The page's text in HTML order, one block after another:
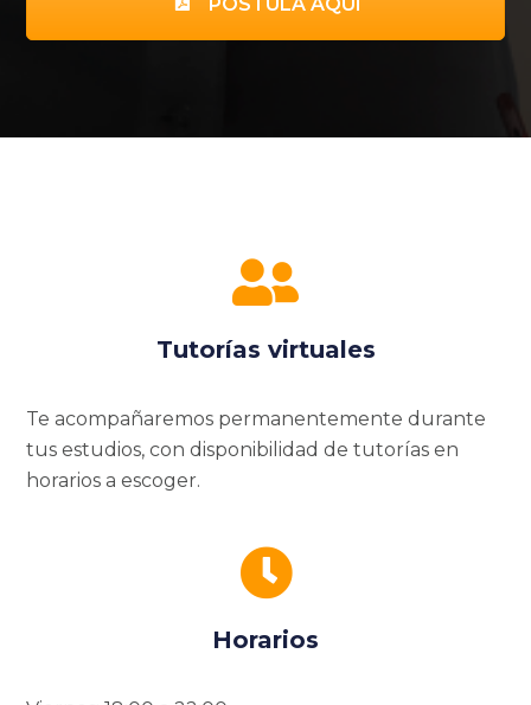
Tutorías virtuales
Te acompañaremos permanentemente durante
tus estudios, con disponibilidad de tutorías en
horarios a escoger.
Horarios